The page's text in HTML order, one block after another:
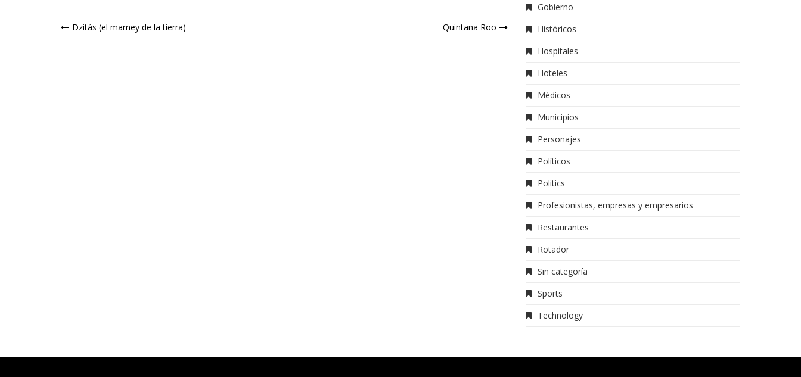
Navegación
Dzitás (el mamey de la tierra) Quintana Roo
Gobierno
Históricos
Hospitales
Hoteles
Médicos
Municipios
Personajes
Políticos
Politics
Profesionistas, empresas y empresarios
Restaurantes
Rotador
Sin categoría
Sports
Technology